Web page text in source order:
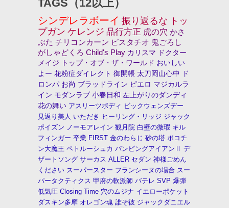
TAGS（12以上）
シンデレラボーイ 振り返るな トッ
プガン ケレンジ 品行方正 虎の穴 かさ
ぶた チリコンカーン ピスタチオ 鬼ごろし
がしゃどくろ Child's Play カリスマ
ドクター
メイジ
トップ・オブ・ザ・ワールド おいしい
よー 花粉症ダイレクト 御開帳 太刀岡山心中
ド
ロンパ お尚 ブラッドライン ピエロ マジカルラ
イン モダンラブ 小春日和 左上がりのダンディ
花の舞い アスリーツボディ ビックウェンズデー
見返り美人 いただき ヒーリング・リッジ ジャック
ポイズン ノーモアレイン 観月院 白壁の微瑕 キル
フィンガー 卒業 FIRST 金のわらじ 砂の塔 ポコチ
ン大魔王 ペトルーシュカ パンピングアイアンⅡ デ
ザートソング サーカス ALLER セダン 神様ごめん
ください スーパースター フランシーヌの場合 スー
パータクティクス 甲府の軟派師 バテレ SVP 爆弾
低気圧 Closing Time 穴のムジナ イエローポケット
ダスキン多摩 オレゴン魂 誰そ彼 ジャックダニエル